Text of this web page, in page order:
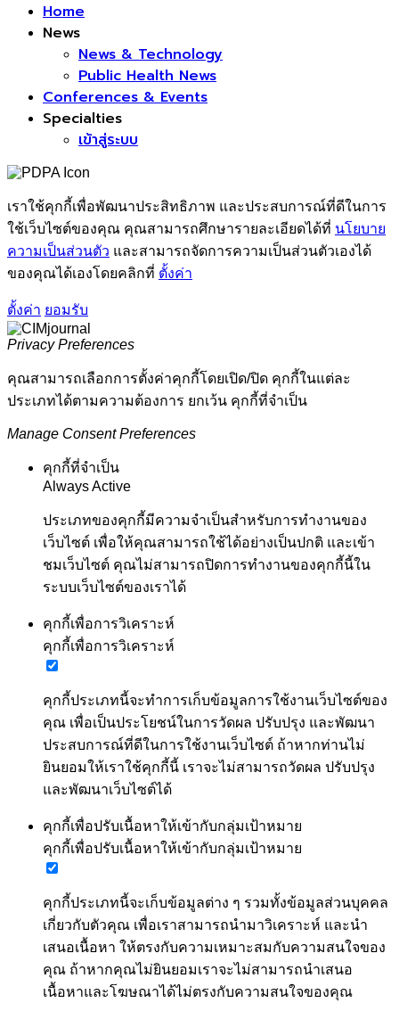
Home
News
News & Technology
Public Health News
Conferences & Events
Specialties
เข้าสู่ระบบ
เราใช้คุกกี้เพื่อพัฒนาประสิทธิภาพ และประสบการณ์ที่ดีในการ
ใช้เว็บไซต์ของคุณ คุณสามารถศึกษารายละเอียดได้ที่ นโยบาย
ความเป็นส่วนตัว และสามารถจัดการความเป็นส่วนตัวเองได้
ของคุณได้เองโดยคลิกที่ ตั้งค่า
ตั้งค่า ยอมรับ
Privacy Preferences
คุณสามารถเลือกการตั้งค่าคุกกี้โดยเปิด/ปิด คุกกี้ในแต่ละ
ประเภทได้ตามความต้องการ ยกเว้น คุกกี้ที่จำเป็น
Manage Consent Preferences
คุกกี้ที่จำเป็น
Always Active
ประเภทของคุกกี้มีความจำเป็นสำหรับการทำงานของ
เว็บไซต์ เพื่อให้คุณสามารถใช้ได้อย่างเป็นปกติ และเข้า
ชมเว็บไซต์ คุณไม่สามารถปิดการทำงานของคุกกี้นี้ใน
ระบบเว็บไซต์ของเราได้
คุกกี้เพื่อการวิเคราะห์
คุกกี้เพื่อการวิเคราะห์
คุกกี้ประเภทนี้จะทำการเก็บข้อมูลการใช้งานเว็บไซต์ของ
คุณ เพื่อเป็นประโยชน์ในการวัดผล ปรับปรุง และพัฒนา
ประสบการณ์ที่ดีในการใช้งานเว็บไซต์ ถ้าหากท่านไม่
ยินยอมให้เราใช้คุกกี้นี้ เราจะไม่สามารถวัดผล ปรับปรุง
และพัฒนาเว็บไซต์ได้
คุกกี้เพื่อปรับเนื้อหาให้เข้ากับกลุ่มเป้าหมาย
คุกกี้เพื่อปรับเนื้อหาให้เข้ากับกลุ่มเป้าหมาย
คุกกี้ประเภทนี้จะเก็บข้อมูลต่าง ๆ รวมทั้งข้อมูลส่วนบุคคล
เกี่ยวกับตัวคุณ เพื่อเราสามารถนำมาวิเคราะห์ และนำ
เสนอเนื้อหา ให้ตรงกับความเหมาะสมกับความสนใจของ
คุณ ถ้าหากคุณไม่ยินยอมเราจะไม่สามารถนำเสนอ
เนื้อหาและโฆษณาได้ไม่ตรงกับความสนใจของคุณ